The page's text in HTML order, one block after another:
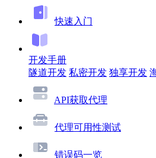
快速入门
开发手册
隧道开发 私密开发 独享开发
API获取代理
代理可用性测试
错误码一览